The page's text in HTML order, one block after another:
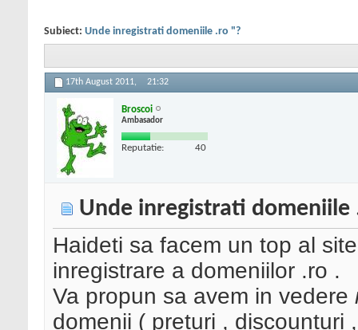
Subiect: Unde inregistrati domeniile .ro "?
17th August 2011, 21:32
Broscoi
Ambasador
Reputatie: 40
Unde inregistrati domeniile
Haideti sa facem un top al
inregistrare a domeniilor .ro .
Va propun sa avem in vedere
domenii ( preturi , discounturi